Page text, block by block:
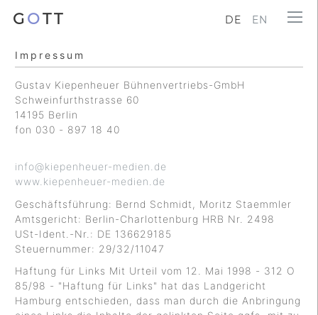
G OTT DE EN
Impressum
Gustav Kiepenheuer Bühnenvertriebs-GmbH
Schweinfurthstrasse 60
14195 Berlin
fon 030 - 897 18 40
info@kiepenheuer-medien.de
www.kiepenheuer-medien.de
Geschäftsführung: Bernd Schmidt, Moritz Staemmler
Amtsgericht: Berlin-Charlottenburg HRB Nr. 2498
USt-Ident.-Nr.: DE 136629185
Steuernummer: 29/32/11047
Haftung für Links Mit Urteil vom 12. Mai 1998 - 312 O
85/98 - "Haftung für Links" hat das Landgericht
Hamburg entschieden, dass man durch die Anbringung